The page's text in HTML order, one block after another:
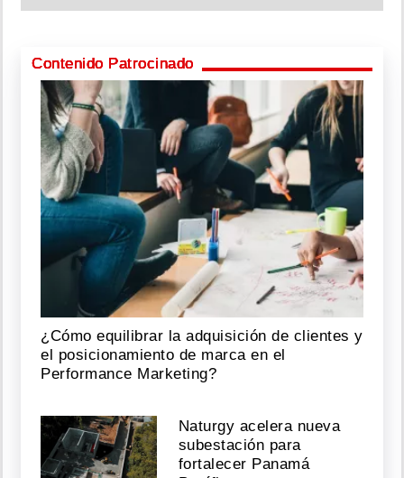
Contenido Patrocinado
¿Cómo equilibrar la adquisición de clientes y
el posicionamiento de marca en el
Performance Marketing?
Naturgy acelera nueva
subestación para
fortalecer Panamá